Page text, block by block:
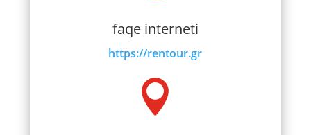
faqe interneti
https://rentour.gr
